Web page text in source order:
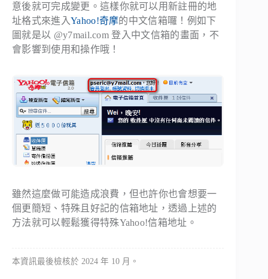
意後就可完成變更。這樣你就可以用新註冊的地
址格式來進入Yahoo!奇摩的中文信箱囉！例如下
圖就是以 @y7mail.com 登入中文信箱的畫面，不
會影響到使用和操作哦！
雖然這麼做可能造成浪費，但也許你也會想要一
個更簡短、特殊且好記的信箱地址，透過上述的
方法就可以輕鬆獲得特殊Yahoo!信箱地址。
本資訊最後檢核於 2024 年 10 月。